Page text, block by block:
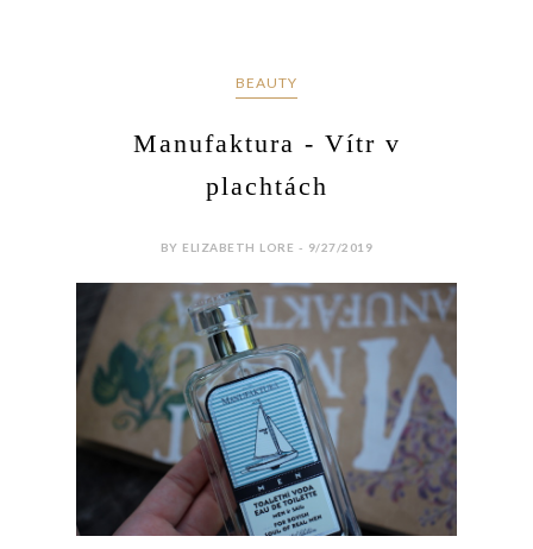
BEAUTY
Manufaktura - Vítr v
plachtách
BY ELIZABETH LORE - 9/27/2019